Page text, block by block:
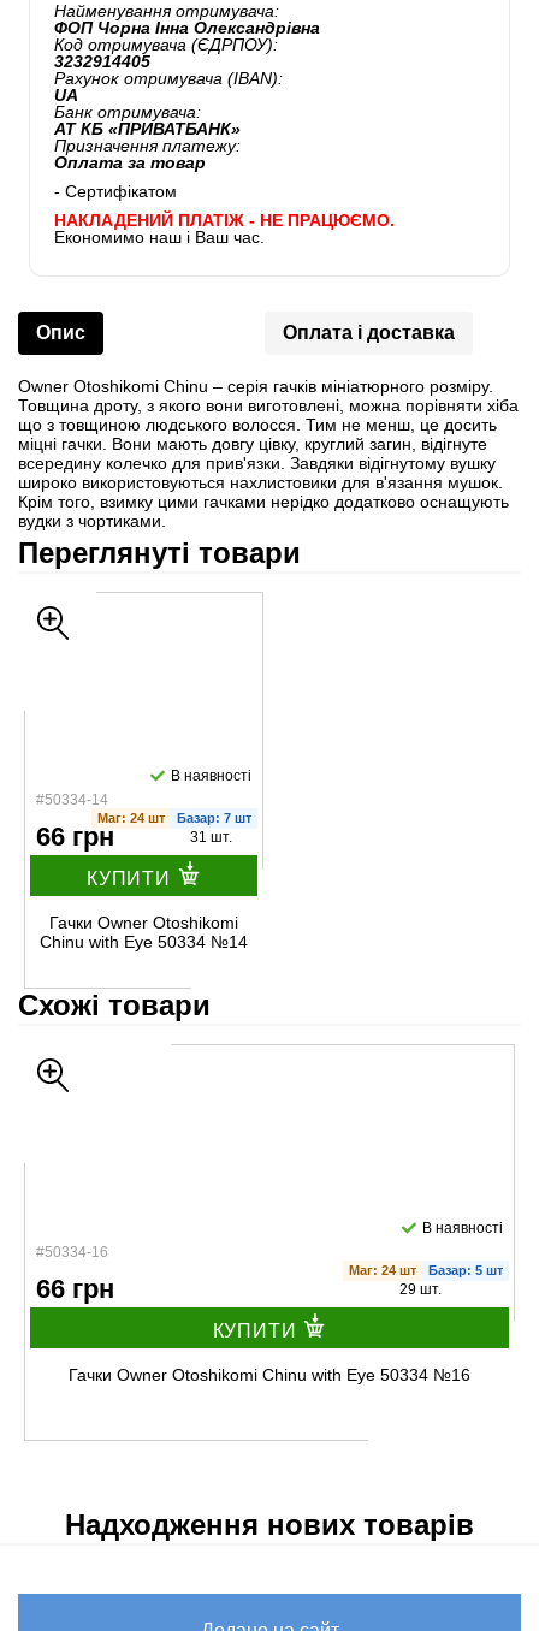
Найменування отримувача:
ФОП Чорна Інна Олександрівна
Код отримувача (ЄДРПОУ):
3232914405
Рахунок отримувача (IBAN):
UA
Банк отримувача:
АТ КБ «ПРИВАТБАНК»
Призначення платежу:
Оплата за товар
- Сертифікатом
НАКЛАДЕНИЙ ПЛАТІЖ - НЕ ПРАЦЮЄМО.
Економимо наш і Ваш час.
Опис Оплата і доставка
Owner Otoshikomi Chinu – серія гачків мініатюрного розміру.
Товщина дроту, з якого вони виготовлені, можна порівняти хіба
що з товщиною людського волосся. Тим не менш, це досить
міцні гачки. Вони мають довгу цівку, круглий загин, відігнуте
всередину колечко для прив'язки. Завдяки відігнутому вушку
широко використовуються нахлистовики для в'язання мушок.
Крім того, взимку цими гачками нерідко додатково оснащують
вудки з чортиками.
Переглянуті товари
#50334-14
В наявності
Маг: 24 шт Базар: 7 шт
66 грн 31 шт.
КУПИТИ
Гачки Owner Otoshikomi
Chinu with Eye 50334 №14
Схожі товари
#50334-16
В наявності
Маг: 24 шт Базар: 5 шт
66 грн 29 шт.
КУПИТИ
Гачки Owner Otoshikomi Chinu with Eye 50334 №16
Надходження нових товарів